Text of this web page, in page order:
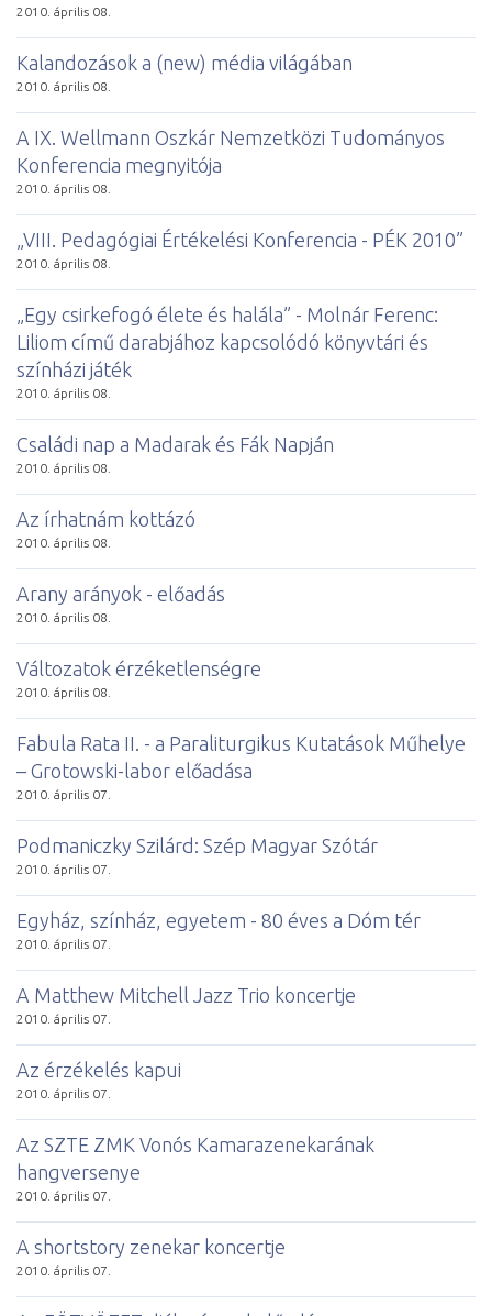
2010. április 08.
Kalandozások a (new) média világában
2010. április 08.
A IX. Wellmann Oszkár Nemzetközi Tudományos
Konferencia megnyitója
2010. április 08.
„VIII. Pedagógiai Értékelési Konferencia - PÉK 2010”
2010. április 08.
„Egy csirkefogó élete és halála” - Molnár Ferenc:
Liliom című darabjához kapcsolódó könyvtári és
színházi játék
2010. április 08.
Családi nap a Madarak és Fák Napján
2010. április 08.
Az írhatnám kottázó
2010. április 08.
Arany arányok - előadás
2010. április 08.
Változatok érzéketlenségre
2010. április 08.
Fabula Rata II. - a Paraliturgikus Kutatások Műhelye
– Grotowski-labor előadása
2010. április 07.
Podmaniczky Szilárd: Szép Magyar Szótár
2010. április 07.
Egyház, színház, egyetem - 80 éves a Dóm tér
2010. április 07.
A Matthew Mitchell Jazz Trio koncertje
2010. április 07.
Az érzékelés kapui
2010. április 07.
Az SZTE ZMK Vonós Kamarazenekarának
hangversenye
2010. április 07.
A shortstory zenekar koncertje
2010. április 07.